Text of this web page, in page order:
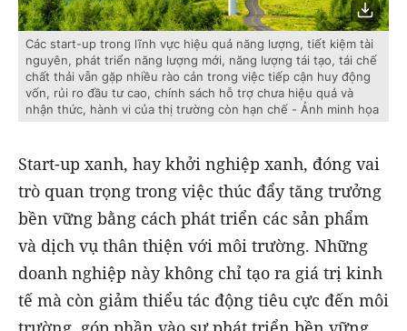
Các start-up trong lĩnh vực hiệu quả năng lượng, tiết kiệm tài
nguyên, phát triển năng lượng mới, năng lượng tái tạo, tái chế
chất thải vẫn gặp nhiều rào cản trong việc tiếp cận huy động
vốn, rủi ro đầu tư cao, chính sách hỗ trợ chưa hiệu quả và
nhận thức, hành vi của thị trường còn hạn chế - Ảnh minh họa
Start-up xanh, hay khởi nghiệp xanh, đóng vai
trò quan trọng trong việc thúc đẩy tăng trưởng
bền vững bằng cách phát triển các sản phẩm
và dịch vụ thân thiện với môi trường. Những
doanh nghiệp này không chỉ tạo ra giá trị kinh
tế mà còn giảm thiểu tác động tiêu cực đến môi